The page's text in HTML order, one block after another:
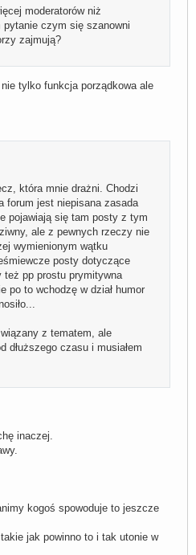
moderatorów niż
czym się szanowni
zajmują?
tylko funkcja porządkowa ale
która mnie drażni. Chodzi
forum jest niepisana zasada
pojawiają się tam posty z tym
ale z pewnych rzeczy nie
wymienionym wątku
posty dotyczące
pp prostu prymitywna
po to wchodzę w dział humor
z tematem, ale
dłuższego czasu i musiałem
inaczej.
kogoś spowoduje to jeszcze
jak powinno to i tak utonie w